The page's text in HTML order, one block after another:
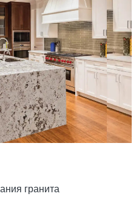
гранита